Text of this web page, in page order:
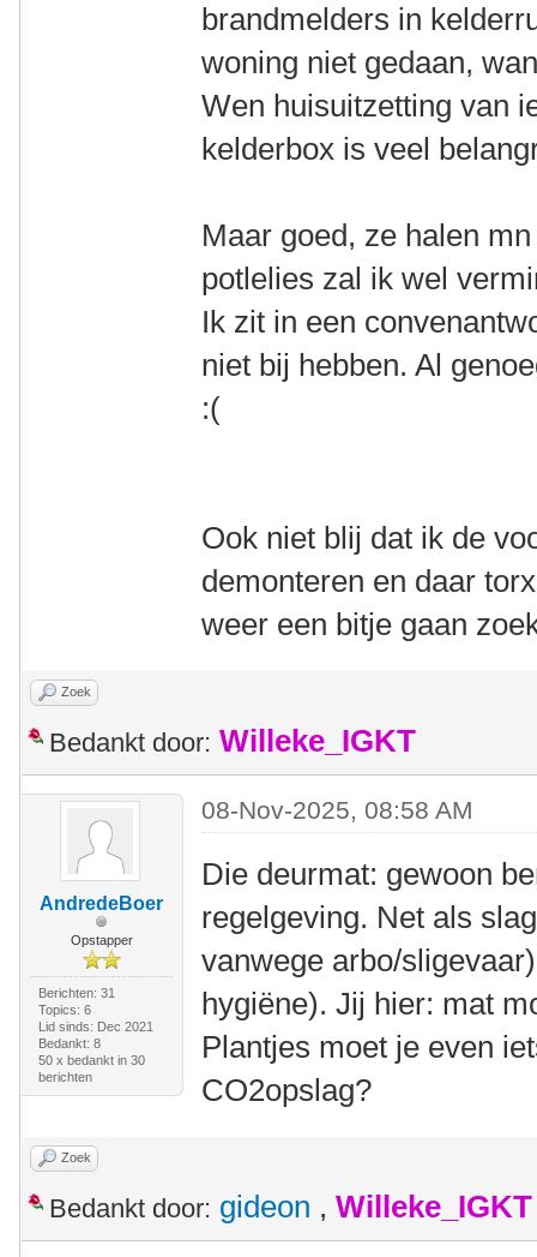
brandmelders in
woning niet gedaan,
Wen huisuitzetting van
kelderbox is veel
Maar goed, ze halen
potlelies zal ik wel
Ik zit in een
niet bij hebben. Al
:(
Ook niet blij dat ik de
demonteren en daar
weer een bitje gaan
Zoek
Bedankt door: Willeke_IGKT
AndredeBoer
Opstapper
Berichten: 31
Topics: 6
Lid sinds: Dec 2021
Bedankt: 8
50 x bedankt in 30
berichten
08-Nov-2025, 08:58 AM
Die deurmat: gewoon
regelgeving. Net als
vanwege arbo/
hygiëne). Jij hier: mat
Plantjes moet je even
CO2opslag?
Zoek
Bedankt door: gideon , Willeke_IGKT